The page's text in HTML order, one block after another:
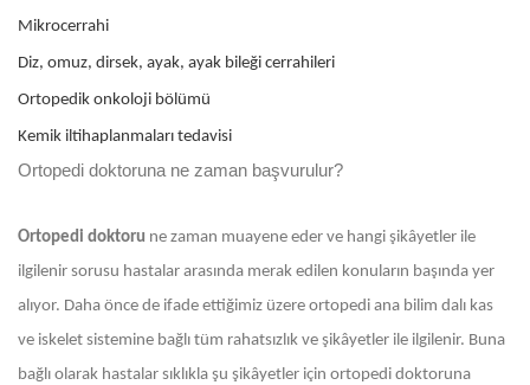
Mikrocerrahi
Diz, omuz, dirsek, ayak, ayak bileği cerrahileri
Ortopedik onkoloji bölümü
Kemik iltihaplanmaları tedavisi
Ortopedi doktoruna ne zaman başvurulur?
Ortopedi doktoru ne zaman muayene eder ve hangi şikâyetler ile
ilgilenir sorusu hastalar arasında merak edilen konuların başında yer
alıyor. Daha önce de ifade ettiğimiz üzere ortopedi ana bilim dalı kas
ve iskelet sistemine bağlı tüm rahatsızlık ve şikâyetler ile ilgilenir. Buna
bağlı olarak hastalar sıklıkla şu şikâyetler için ortopedi doktoruna